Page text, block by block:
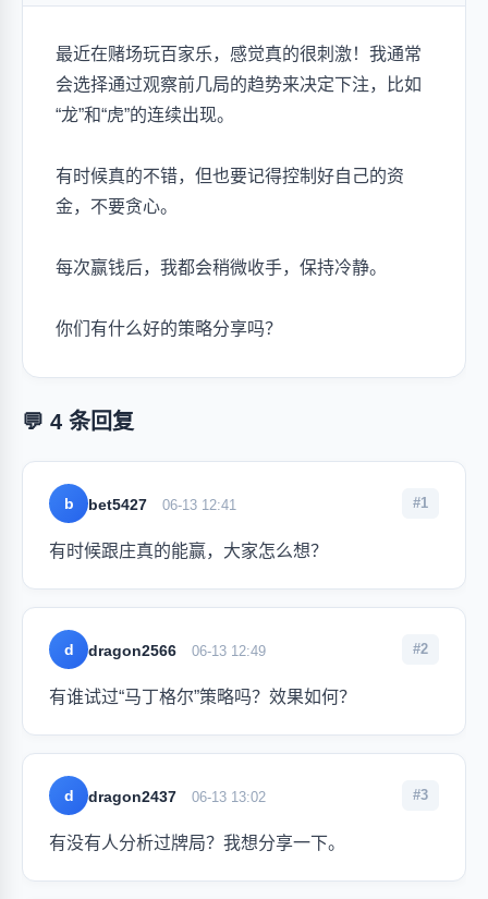
最近在赌场玩百家乐，感觉真的很刺激！我通常
会选择通过观察前几局的趋势来决定下注，比如
“龙”和“虎”的连续出现。
有时候真的不错，但也要记得控制好自己的资
金，不要贪心。
每次赢钱后，我都会稍微收手，保持冷静。
你们有什么好的策略分享吗？
💬 4 条回复
b bet5427 06-13 12:41 #1
有时候跟庄真的能赢，大家怎么想？
d dragon2566 06-13 12:49 #2
有谁试过“马丁格尔”策略吗？效果如何？
d dragon2437 06-13 13:02 #3
有没有人分析过牌局？我想分享一下。